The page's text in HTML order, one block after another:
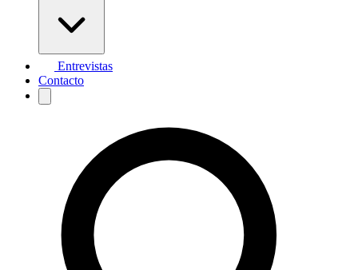
Entrevistas
Contacto